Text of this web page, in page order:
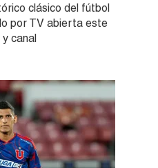
clásico del fútbol
por TV abierta este
canal